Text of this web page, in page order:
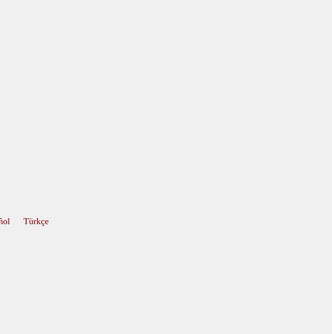
Türkçe